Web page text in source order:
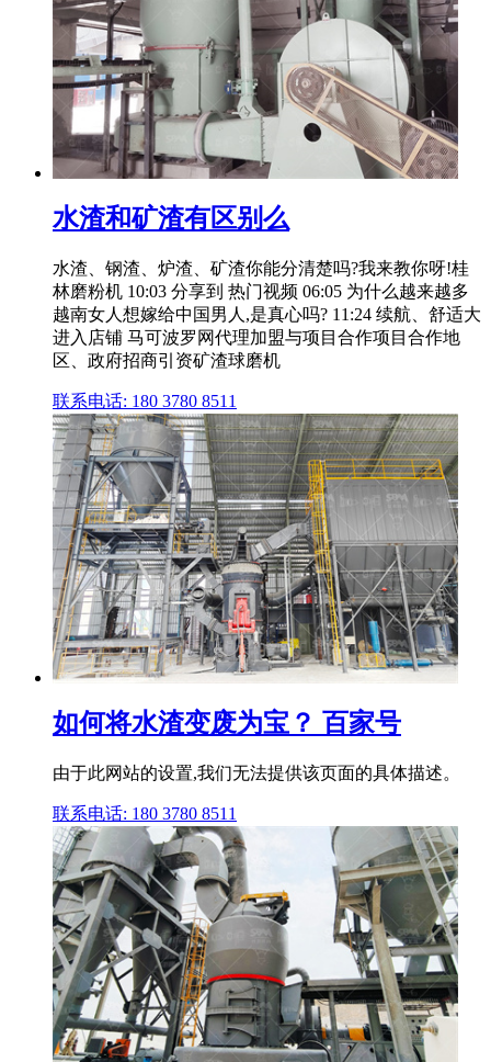
水渣和矿渣有区别么
水渣、钢渣、炉渣、矿渣你能分清楚吗?我来教你呀!桂
林磨粉机 10:03 分享到 热门视频 06:05 为什么越来越多
越南女人想嫁给中国男人,是真心吗? 11:24 续航、舒适大
进入店铺 马可波罗网代理加盟与项目合作项目合作地
区、政府招商引资矿渣球磨机
联系电话: 180 3780 8511
如何将水渣变废为宝？ 百家号
由于此网站的设置,我们无法提供该页面的具体描述。
联系电话: 180 3780 8511